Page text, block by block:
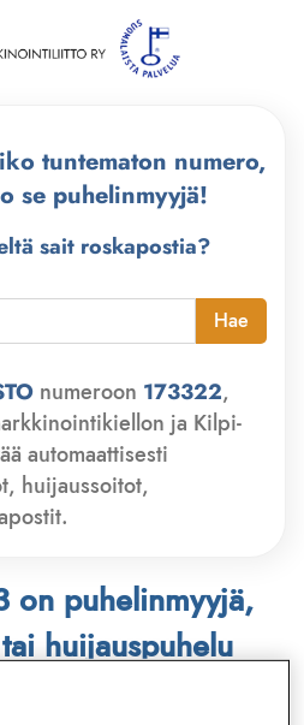
tuntematon numero,
se puhelinmyyjä!
sait roskapostia?
Hae
numeroon 173322,
ja Kilpi-
automaattisesti
huijaussoitot,
puhelinmyyjä,
huijauspuhelu